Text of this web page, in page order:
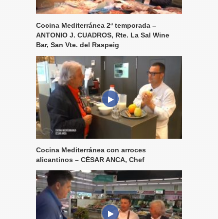
Cocina Mediterránea 2ª temporada –
ANTONIO J. CUADROS, Rte. La Sal Wine
Bar, San Vte. del Raspeig
Cocina Mediterránea con arroces
alicantinos – CÉSAR ANCA, Chef